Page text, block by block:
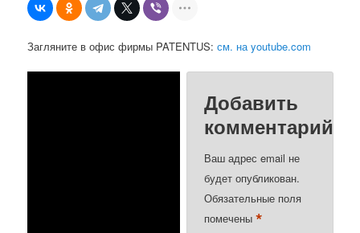
Загляните в офис фирмы PATENTUS:см. на youtube.com
Добавить
комментарий
Ваш адрес email не
будет опубликован.
Обязательные поля
помечены*